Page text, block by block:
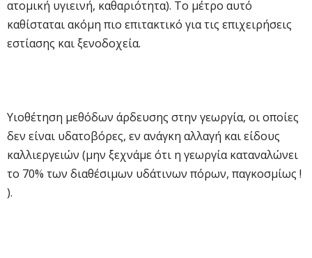
ατομική υγιεινή, καθαριότητα). Το μέτρο αυτό
καθίσταται ακόμη πιο επιτακτικό για τις επιχειρήσεις
εστίασης και ξενοδοχεία.
Υιοθέτηση μεθόδων άρδευσης στην γεωργία, οι οποίες
δεν είναι υδατοβόρες, εν ανάγκη αλλαγή και είδους
καλλιεργειών (μην ξεχνάμε ότι η γεωργία καταναλώνει
το 70% των διαθέσιμων υδάτινων πόρων, παγκοσμίως !
).